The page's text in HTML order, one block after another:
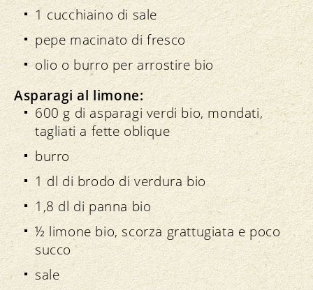
1 cucchiaino di sale
pepe macinato di fresco
olio o burro per arrostire bio
Asparagi al limone:
600 g di asparagi verdi bio, mondati,
tagliati a fette oblique
burro
1 dl di brodo di verdura bio
1,8 dl di panna bio
½ limone bio, scorza grattugiata e poco
succo
sale